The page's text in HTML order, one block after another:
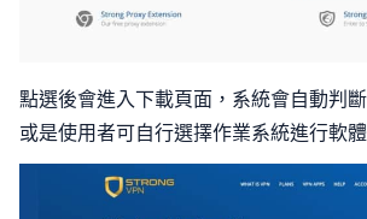
點選後會進入下載頁面，系統會自動判
或是使用者可自行選擇作業系統進行軟